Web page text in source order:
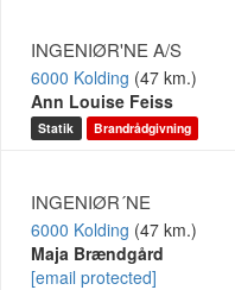
INGENIØR'NE A/S
6000 Kolding (47 km.)
Ann Louise Feiss
Statik Brandrådgivning
INGENIØR´NE
6000 Kolding (47 km.)
Maja Brændgård
[email protected]